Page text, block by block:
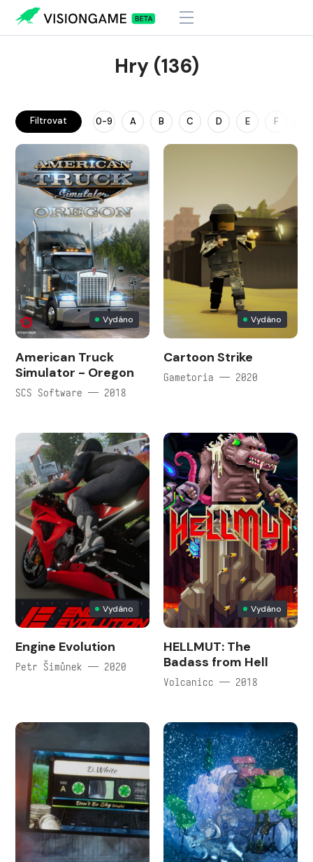
Hry (136)
Filtrovat 0-9 A B C D E F
Vydáno
American Truck
Simulator - Oregon
SCS Software — 2018
Vydáno
Cartoon Strike
Gametoria — 2020
Vydáno
Engine Evolution
Petr Šimůnek — 2020
Vydáno
HELLMUT: The
Badass from Hell
Volcanicc — 2018